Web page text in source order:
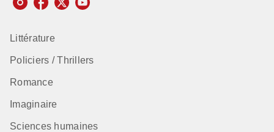
Littérature
Policiers / Thrillers
Romance
Imaginaire
Sciences humaines